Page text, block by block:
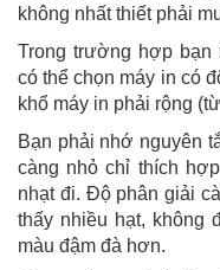
không nhất thiết phải
Trong trường hợp bạn
có thể chọn máy in có
khổ máy in phải rộng
Bạn phải nhớ nguyên
càng nhỏ chỉ thích
nhạt đi. Độ phân giải
thấy nhiều hạt, không
màu đậm đà hơn.